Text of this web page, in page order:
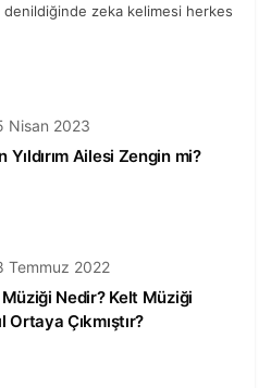
denildiğinde zeka kelimesi herkes
Nisan 2023
Yıldırım Ailesi Zengin mi?
Temmuz 2022
Nedir? Kelt Müziği
Ortaya Çıkmıştır?